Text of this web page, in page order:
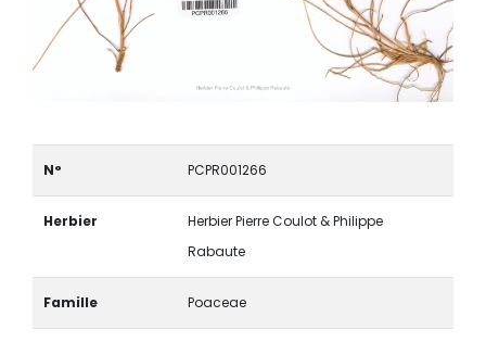
N° PCPR001266
Herbier
Herbier Pierre Coulot & Philippe
Rabaute
Famille Poaceae